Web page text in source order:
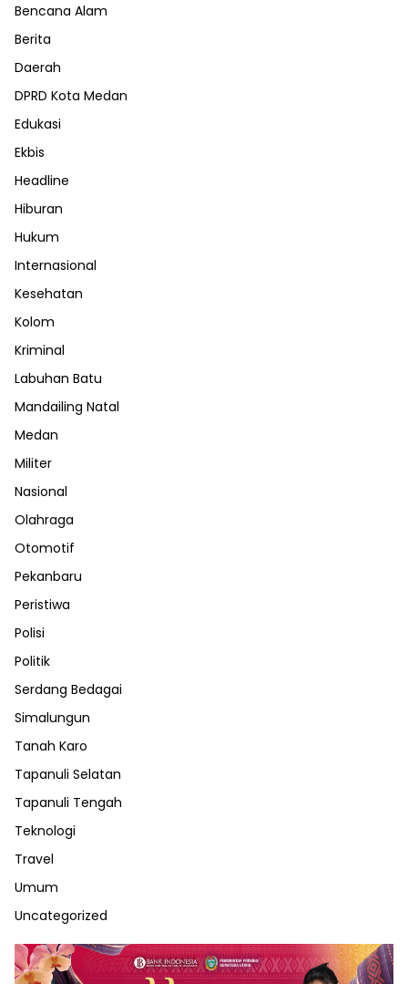
Bencana Alam
Berita
Daerah
DPRD Kota Medan
Edukasi
Ekbis
Headline
Hiburan
Hukum
Internasional
Kesehatan
Kolom
Kriminal
Labuhan Batu
Mandailing Natal
Medan
Militer
Nasional
Olahraga
Otomotif
Pekanbaru
Peristiwa
Polisi
Politik
Serdang Bedagai
Simalungun
Tanah Karo
Tapanuli Selatan
Tapanuli Tengah
Teknologi
Travel
Umum
Uncategorized